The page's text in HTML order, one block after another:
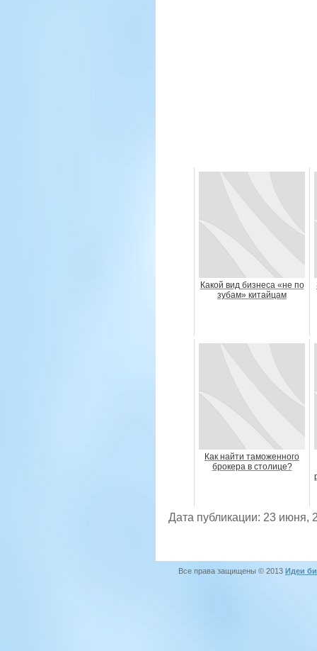
Какой вид бизнеса «не по
зубам» китайцам
Как найти таможенного
брокера в столице?
Дата публикации: 23 июня,
Все права защищены © 2013 Идеи